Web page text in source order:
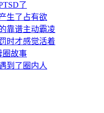
了
生了占有欲
靠谱主动霸凌
时才感觉活着
圈故事
到了圈内人